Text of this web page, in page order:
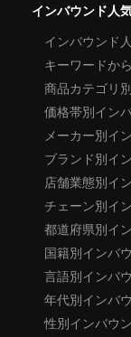
インバウンド人
インバウンド
キーワードか
商品カテゴリ
価格帯別イン
メーカー別イ
ブランド別イ
店舗業態別イ
チェーン別イ
都道府県別イ
国籍別インバ
言語別インバ
年代別インバ
性別インバウ